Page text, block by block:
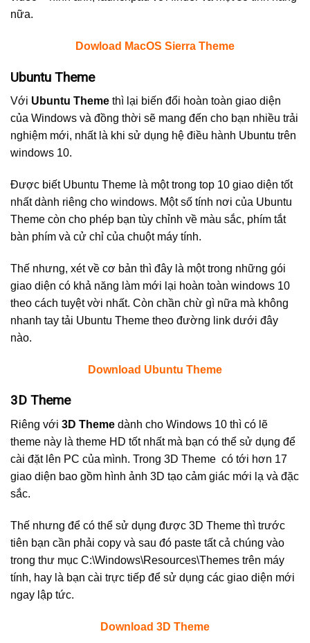
nữa.
Dowload MacOS Sierra Theme
Ubuntu Theme
Với Ubuntu Theme thì lại biến đổi hoàn toàn giao diện
của Windows và đồng thời sẽ mang đến cho bạn nhiều trải
nghiệm mới, nhất là khi sử dụng hệ điều hành Ubuntu trên
windows 10.
Được biết Ubuntu Theme là một trong top 10 giao diện tốt
nhất dành riêng cho windows. Một số tính nơi của Ubuntu
Theme còn cho phép bạn tùy chỉnh về màu sắc, phím tắt
bàn phím và cử chỉ của chuột máy tính.
Thế nhưng, xét về cơ bản thì đây là một trong những gói
giao diện có khả năng làm mới lại hoàn toàn windows 10
theo cách tuyệt vời nhất. Còn chần chừ gì nữa mà không
nhanh tay tải Ubuntu Theme theo đường link dưới đây
nào.
Download Ubuntu Theme
3D Theme
Riêng với 3D Theme dành cho Windows 10 thì có lẽ
theme này là theme HD tốt nhất mà bạn có thể sử dụng để
cài đặt lên PC của mình. Trong 3D Theme có tới hơn 17
giao diện bao gồm hình ảnh 3D tạo cảm giác mới lạ và đặc
sắc.
Thế nhưng để có thể sử dụng được 3D Theme thì trước
tiên bạn cần phải copy và sau đó paste tất cả chúng vào
trong thư mục C:\Windows\Resources\Themes trên máy
tính, hay là bạn cài trực tiếp để sử dụng các giao diện mới
ngay lập tức.
Download 3D Theme